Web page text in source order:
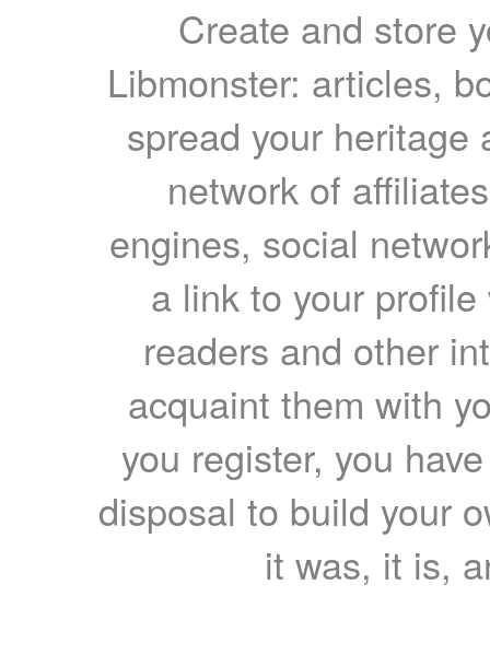
Create and store
Libmonster: articles,
spread your heritage
network of
engines, social
a link to your
readers and other
acquaint them with
you register, you
disposal to build your
it was, it is,